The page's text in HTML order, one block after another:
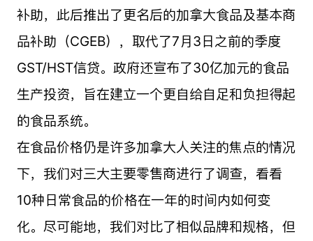
补助，此后推出了更名后的加拿大食品及基本商
品补助（CGEB），取代了7月3日之前的季度
GST/HST信贷。政府还宣布了30亿加元的食品
生产投资，旨在建立一个更自给自足和负担得起
的食品系统。
在食品价格仍是许多加拿大人关注的焦点的情况
下，我们对三大主要零售商进行了调查，看看
10种日常食品的价格在一年的时间内如何变
化。尽可能地，我们对比了相似品牌和规格，但